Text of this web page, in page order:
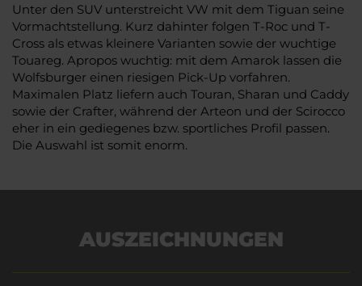
Unter den SUV unterstreicht VW mit dem Tiguan seine
Vormachtstellung. Kurz dahinter folgen T-Roc und T-
Cross als etwas kleinere Varianten sowie der wuchtige
Touareg. Apropos wuchtig: mit dem Amarok lassen die
Wolfsburger einen riesigen Pick-Up vorfahren.
Maximalen Platz liefern auch Touran, Sharan und Caddy
sowie der Crafter, während der Arteon und der Scirocco
eher in ein gediegenes bzw. sportliches Profil passen.
Die Auswahl ist somit enorm.
AUSZEICHNUNGEN